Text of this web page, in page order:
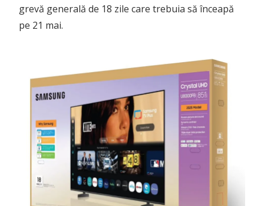
grevă generală de 18 zile care trebuia să înceapă
pe 21 mai.